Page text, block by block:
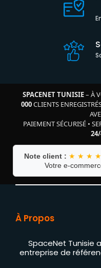
SPACENET TUNISIE– À
000CLIENTS
PAIEMENT SÉCURISÉ •
Note client : ★ ★ ★
Votre e-
À Propos
SpaceNet Tunisie
entreprise de